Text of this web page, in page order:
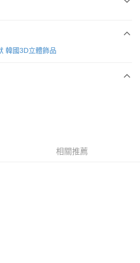
遠東國際商業銀行
韓國3D立體飾品
相關推薦